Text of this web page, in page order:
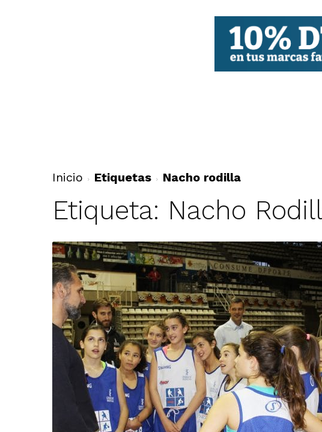
Inicio Etiquetas Nacho rodilla
Etiqueta: Nacho